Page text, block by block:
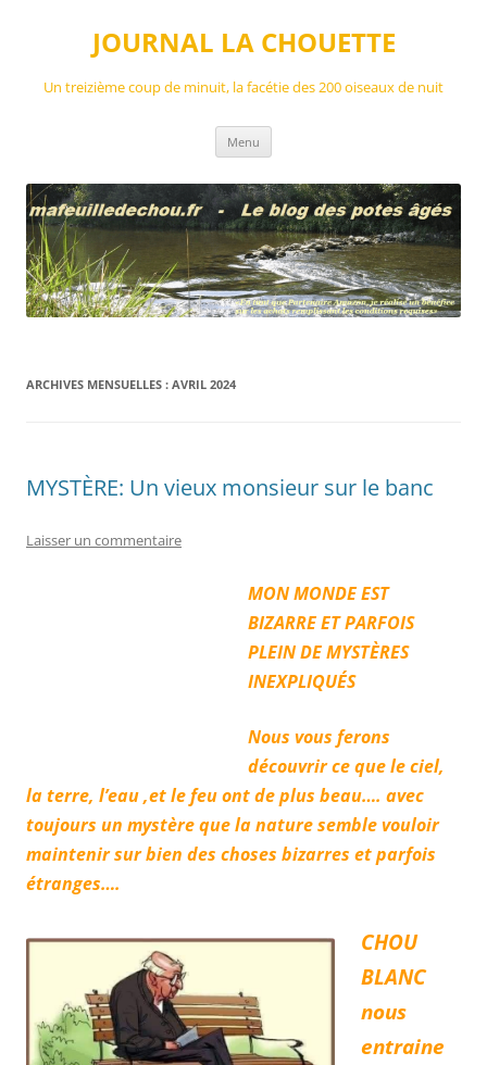
JOURNAL LA CHOUETTE
Un treizième coup de minuit, la facétie des 200 oiseaux de nuit
Menu
ARCHIVES MENSUELLES : AVRIL 2024
MYSTÈRE: Un vieux monsieur sur le banc
Laisser un commentaire
MON MONDE EST
BIZARRE ET PARFOIS
PLEIN DE MYSTÈRES
INEXPLIQUÉS
Nous vous ferons
découvrir ce que le ciel,
la terre, l’eau ,et le feu ont de plus beau…. avec
toujours un mystère que la nature semble vouloir
maintenir sur bien des choses bizarres et parfois
étranges….
CHOU
BLANC
nous
entraine